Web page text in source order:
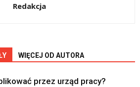
Redakcja
WIĘCEJ OD AUTORA
przez urząd pracy?